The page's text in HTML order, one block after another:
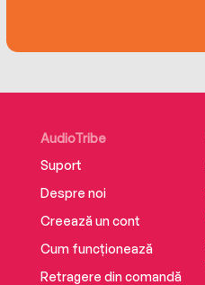
AudioTribe
Suport
Despre noi
Creează un cont
Cum funcționează
Retragere din comandă